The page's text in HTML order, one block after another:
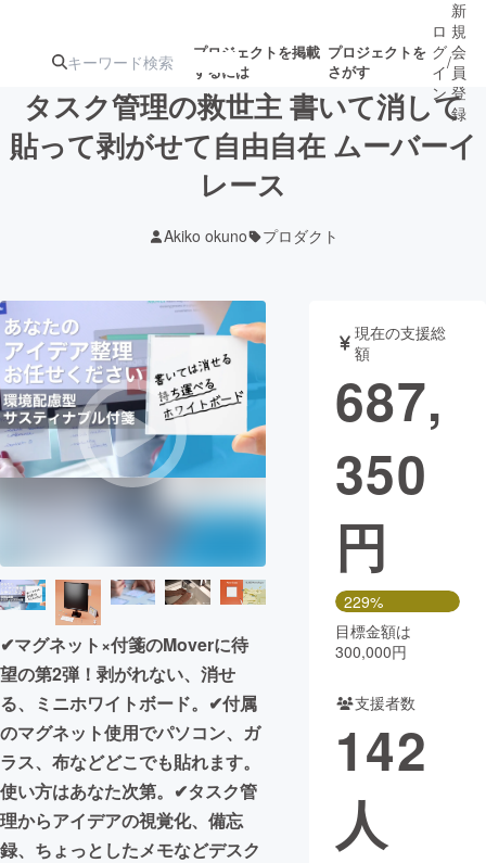
プロジェクトを掲載
するには
プロジェクトを
さがす
注目の新着プロ募集終了が近いプ
テクノロジー・ガジェット
映像・映画 書籍・雑誌
ビジネス・起業 チャレンジ
まちづくり・地域活性化
CAMPFIRE for Social Good CAMPFIRE Creation
CAMPFIREふるさと納税
コミュニティ
ロ
グ
イ
ン
/
新
規
会
員
登
録
タスク管理の救世主 書いて消して
貼って剥がせて自由自在 ムーバーイ
レース
Akiko okuno プロダクト
✔︎マグネット×付箋のMoverに待
望の第2弾！剥がれない、消せ
る、ミニホワイトボード。✔︎付属
のマグネット使用でパソコン、ガ
ラス、布などどこでも貼れます。
使い方はあなた次第。✔︎タスク管
理からアイデアの視覚化、備忘
録、ちょっとしたメモなどデスク
現在の支援総
額
687,
350
円
229%
目標金額は
300,000円
支援者数
142
人